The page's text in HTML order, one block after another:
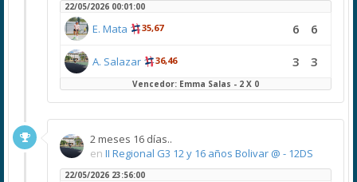
22/05/2026 00:01:00
E. Mata 35,67 6 6
A. Salazar 36,46 3 3
Vencedor: Emma Salas - 2 X 0
2 meses 16 días..
en II Regional G3 12 y 16 años Bolivar @ - 12DS
22/05/2026 23:56:00